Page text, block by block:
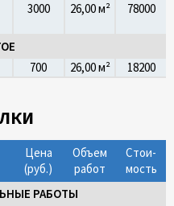
3000 26,00 м² 78000
700 26,00 м² 18200
Цена
(руб.)
Объем
работ
Стои­
мость
РАБОТЫ